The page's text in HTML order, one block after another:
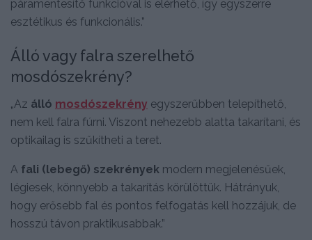
páramentesítő funkcióval is elérhető, így egyszerre
esztétikus és funkcionális.”
Álló vagy falra szerelhető
mosdószekrény?
„Az álló mosdószekrény egyszerűbben telepíthető,
nem kell falra fúrni. Viszont nehezebb alatta takarítani, és
optikailag is szűkítheti a teret.
A fali (lebegő) szekrények modern megjelenésűek,
légiesek, könnyebb a takarítás körülöttük. Hátrányuk,
hogy erősebb fal és pontos felfogatás kell hozzájuk, de
hosszú távon praktikusabbak.”